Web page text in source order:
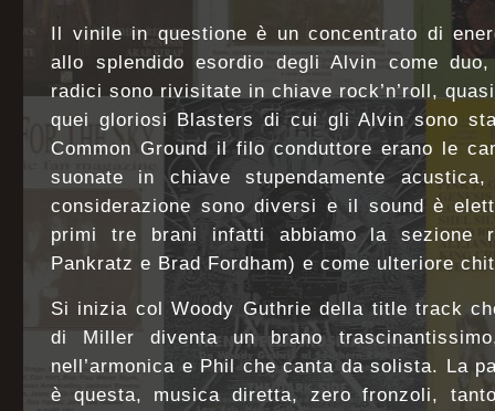
Il vinile in questione è un concentrato di
allo splendido esordio degli Alvin come
radici sono rivisitate in chiave rock’n’roll,
quei gloriosi Blasters di cui gli Alvin sono
Common Ground il filo conduttore erano le
suonate in chiave stupendamente
considerazione sono diversi e il sound è
primi tre brani infatti abbiamo la sezione
Pankratz e Brad Fordham) e come ulteriore
Si inizia col Woody Guthrie della title track
di Miller diventa un brano
nell’armonica e Phil che canta da solista. La
è questa, musica diretta, zero fronzoli,